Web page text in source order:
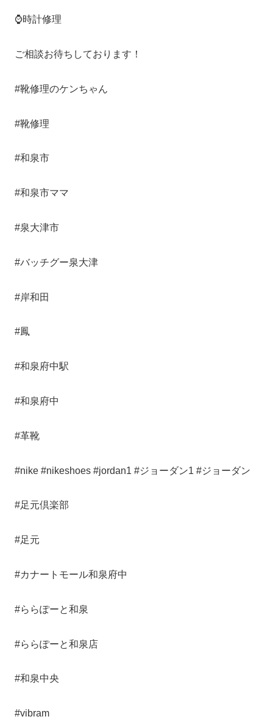
⌚️時計修理
ご相談お待ちしております！
#靴修理のケンちゃん
#靴修理
#和泉市
#和泉市ママ
#泉大津市
#バッチグー泉大津
#岸和田
#鳳
#和泉府中駅
#和泉府中
#革靴
#nike #nikeshoes #jordan1 #ジョーダン1 #ジョーダン
#足元倶楽部
#足元
#カナートモール和泉府中
#ららぽーと和泉
#ららぽーと和泉店
#和泉中央
#vibram